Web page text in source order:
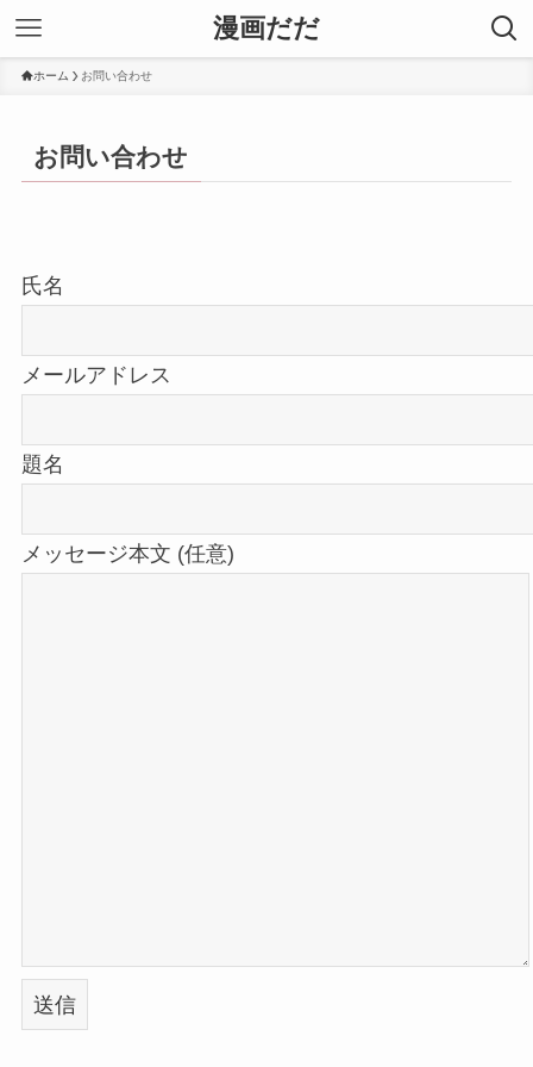
漫画だだ
ホーム お問い合わせ
お問い合わせ
氏名
メールアドレス
題名
メッセージ本文 (任意)